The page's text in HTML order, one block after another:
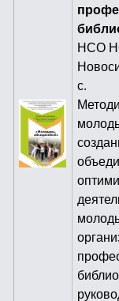
НСО
с.